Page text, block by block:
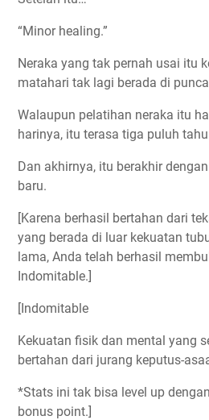
“Minor healing.”
Neraka yang tak pernah usai itu
matahari tak lagi berada di
Walaupun pelatihan neraka itu
harinya, itu terasa tiga puluh
Dan akhirnya, itu berakhir
baru.
[Karena berhasil bertahan dari
yang berada di luar kekuatan
lama, Anda telah berhasil
Indomitable.]
[Indomitable
Kekuatan fisik dan mental yang
bertahan dari jurang keputus-
*Stats ini tak bisa level up
bonus point.]